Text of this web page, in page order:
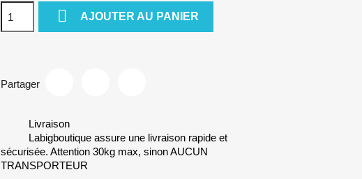
 AJOUTER AU PANIER
Partager
Livraison
Labigboutique assure une livraison rapide et
sécurisée. Attention 30kg max, sinon AUCUN
TRANSPORTEUR